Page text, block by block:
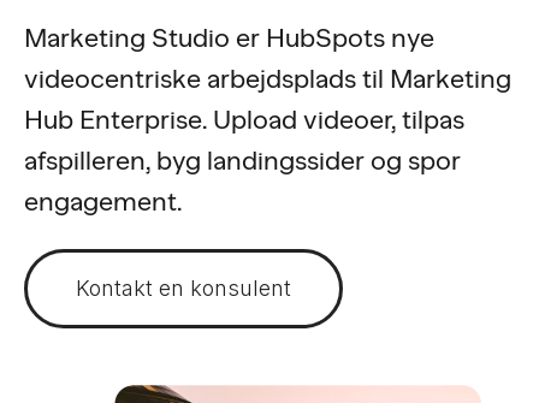
Marketing Studio er HubSpots nye
videocentriske arbejdsplads til Marketing
Hub Enterprise. Upload videoer, tilpas
afspilleren, byg landingssider og spor
engagement.
Kontakt en konsulent